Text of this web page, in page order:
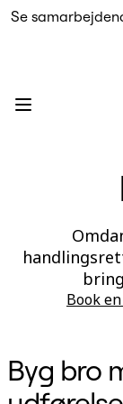
Se
Book
Byg bro